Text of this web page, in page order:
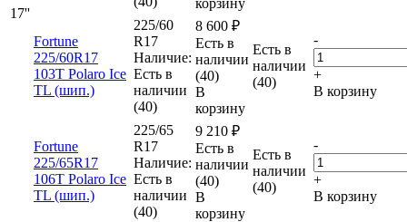
17''
Fortune
225/60R17
103T Polaro Ice
TL (шип.)
225/60
R17
Наличие:
Есть в
наличии
(40)
8 600 ₽
Есть в
наличии
(40)
В
корзину
Есть в
наличии
(40)
-
+
В корзину
Fortune
225/65R17
106T Polaro Ice
TL (шип.)
225/65
R17
Наличие:
Есть в
наличии
(40)
9 210 ₽
Есть в
наличии
(40)
В
корзину
Есть в
наличии
(40)
-
+
В корзину